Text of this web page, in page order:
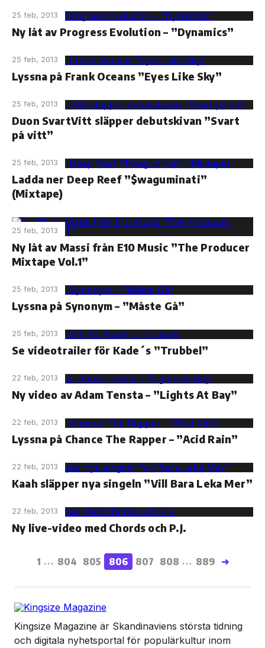
25 feb, 2013
Ny låt av Progress Evolution – ”Dynamics”
25 feb, 2013
Lyssna på Frank Oceans ”Eyes Like Sky”
25 feb, 2013
Duon SvartVitt släpper debutskivan ”Svart
på vitt”
25 feb, 2013
Ladda ner Deep Reef ”$waguminati”
(Mixtape)
25 feb, 2013
Ny låt av Massi från E10 Music ”The Producer
Mixtape Vol.1”
25 feb, 2013
Lyssna på Synonym – ”Måste Gå”
25 feb, 2013
Se videotrailer för Kade´s ”Trubbel”
22 feb, 2013
Ny video av Adam Tensta – ”Lights At Bay”
22 feb, 2013
Lyssna på Chance The Rapper – ”Acid Rain”
22 feb, 2013
Kaah släpper nya singeln ”Vill Bara Leka Mer”
22 feb, 2013
Ny live-video med Chords och P.J.
1 ... 804 805 806 807 808 ... 889 ➜
Kingsize Magazine är Skandinaviens största tidning
och digitala nyhetsportal för populärkultur inom